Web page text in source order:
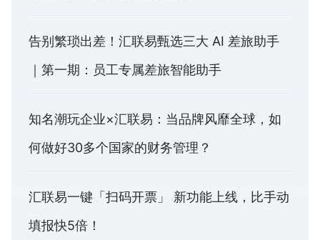
告别繁琐出差！汇联易甄选三大 AI 差旅助手
｜第一期：员工专属差旅智能助手
知名潮玩企业×汇联易：当品牌风靡全球，如
何做好30多个国家的财务管理？
汇联易一键「扫码开票」 新功能上线，比手动
填报快5倍！